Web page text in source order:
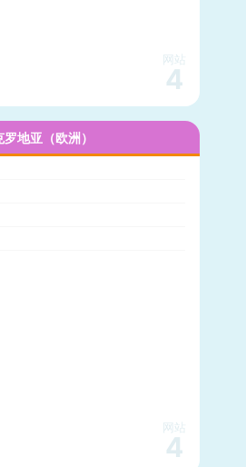
网站
4
罗地亚（欧洲）
网站
4